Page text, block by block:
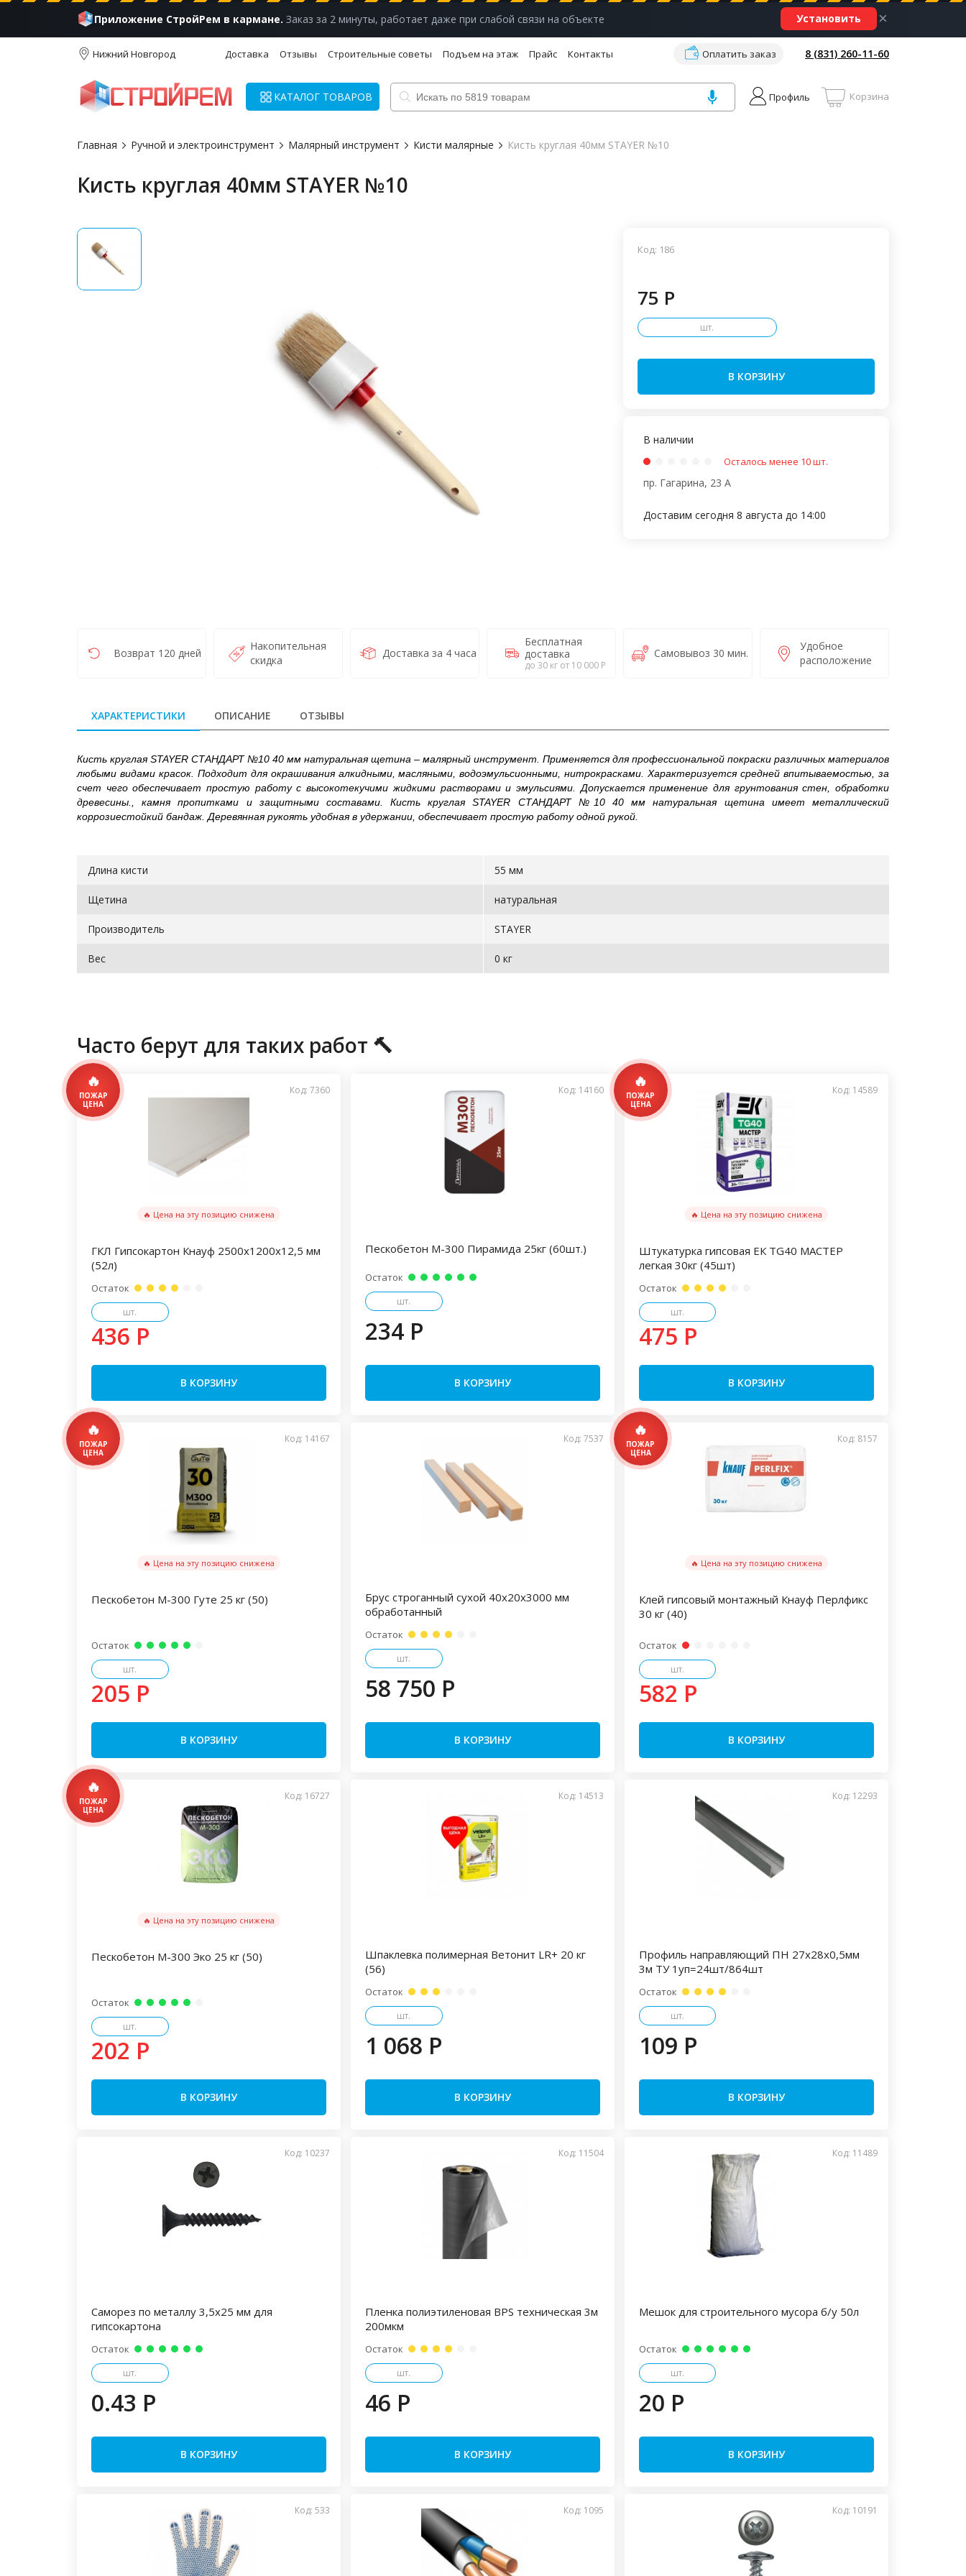
Приложение СтройРем в кармане. Заказ за 2 минуты, работает даже при слабой связи на объекте Установить ×
Нижний Новгород Доставка Отзывы Строительные советы Подъем на этаж Прайс Контакты Оплатить заказ 8 (831) 260-11-60
КАТАЛОГ ТОВАРОВ Профиль Корзина
Главная Ручной и электроинструмент Малярный инструмент Кисти малярные Кисть круглая 40мм STAYER №10
Кисть круглая 40мм STAYER №10
Код: 186
75 P
шт.
В КОРЗИНУ
В наличии
Осталось менее 10 шт.
пр. Гагарина, 23 А
Доставим сегодня 8 августа до 14:00
Возврат 120 дней
Накопительная
скидка
Доставка за 4 часа
Бесплатная
доставка
до 30 кг от 10 000 Р
Самовывоз 30 мин.
Удобное
расположение
ХАРАКТЕРИСТИКИ ОПИСАНИЕ ОТЗЫВЫ
Кисть круглая STAYER СТАНДАРТ №10 40 мм натуральная щетина – малярный инструмент. Применяется для профессиональной покраски различных материалов
любыми видами красок. Подходит для окрашивания алкидными, масляными, водоэмульсионными, нитрокрасками. Характеризуется средней впитываемостью, за
счет чего обеспечивает простую работу с высокотекучими жидкими растворами и эмульсиями. Допускается применение для грунтования стен, обработки
древесины., камня пропитками и защитными составами. Кисть круглая STAYER СТАНДАРТ №10 40 мм натуральная щетина имеет металлический
коррозиестойкий бандаж. Деревянная рукоять удобная в удержании, обеспечивает простую работу одной рукой.
Длина кисти 55 мм
Щетина натуральная
Производитель STAYER
Вес 0 кг
Часто берут для таких работ 🔨
Код: 7360
🔥 Цена на эту позицию снижена
ГКЛ Гипсокартон Кнауф 2500х1200х12,5 мм
(52л)
Остаток
шт.
436 P
В КОРЗИНУ
Код: 14160
Пескобетон М-300 Пирамида 25кг (60шт.)
Остаток
шт.
234 P
В КОРЗИНУ
Код: 14589
🔥 Цена на эту позицию снижена
Штукатурка гипсовая ЕК TG40 МАСТЕР
легкая 30кг (45шт)
Остаток
шт.
475 P
В КОРЗИНУ
Код: 14167
🔥 Цена на эту позицию снижена
Пескобетон М-300 Гуте 25 кг (50)
Остаток
шт.
205 P
В КОРЗИНУ
Код: 7537
Брус строганный сухой 40х20х3000 мм
обработанный
Остаток
шт.
58 750 P
В КОРЗИНУ
Код: 8157
🔥 Цена на эту позицию снижена
Клей гипсовый монтажный Кнауф Перлфикс
30 кг (40)
Остаток
шт.
582 P
В КОРЗИНУ
Код: 16727
🔥 Цена на эту позицию снижена
Пескобетон М-300 Эко 25 кг (50)
Остаток
шт.
202 P
В КОРЗИНУ
Код: 14513
Шпаклевка полимерная Ветонит LR+ 20 кг
(56)
Остаток
шт.
1 068 P
В КОРЗИНУ
Код: 12293
Профиль направляющий ПН 27х28х0,5мм
3м ТУ 1уп=24шт/864шт
Остаток
шт.
109 P
В КОРЗИНУ
Код: 10237
Саморез по металлу 3,5х25 мм для
гипсокартона
Остаток
шт.
0.43 P
В КОРЗИНУ
Код: 11504
Пленка полиэтиленовая BPS техническая 3м
200мкм
Остаток
шт.
46 P
В КОРЗИНУ
Код: 11489
Мешок для строительного мусора б/у 50л
Остаток
шт.
20 P
В КОРЗИНУ
Код: 533 Код: 1095 Код: 10191